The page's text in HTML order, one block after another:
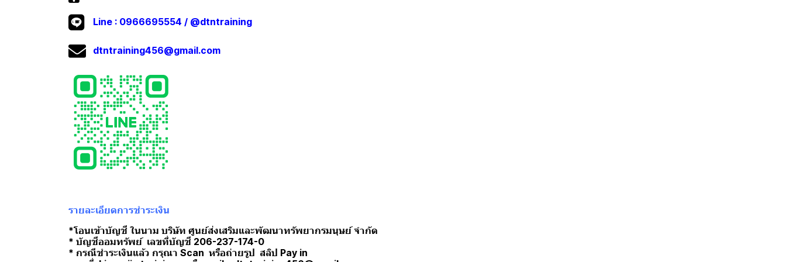
Line : 0966695554 / @dtntraining
dtntraining456@gmail.com
รายละเอียดการชำระเงิน
*โอนเข้าบัญชี ในนาม บริษัท ศูนย์ส่งเสริมและพัฒนาทรัพยากรมนุษย์ จำกัด
* บัญชีออมทรัพย์ เลขที่บัญชี 206-237-174-0
* กรณีชำระเงินแล้ว กรุณา Scan หรือถ่ายรูป สลิป Pay in